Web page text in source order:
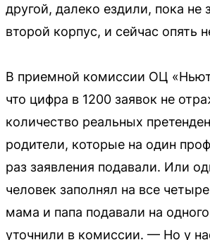
другой, далеко ездили, пока не
второй корпус, и сейчас опять
В приемной комиссии ОЦ
что цифра в 1200 заявок не
количество реальных
родители, которые на один
раз заявления подавали. Или
человек заполнял на все
мама и папа подавали на
уточнили в комиссии. — Но у